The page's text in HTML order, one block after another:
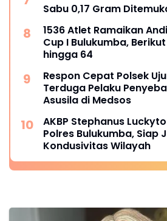
Sabu 0,17 Gram
1536 Atlet Ramaikan
Cup I Bulukumba,
hingga 64
Respon Cepat Polsek
Terduga Pelaku
Asusila di Medsos
AKBP Stephanus
Polres Bulukumba, Siap
Kondusivitas Wilayah